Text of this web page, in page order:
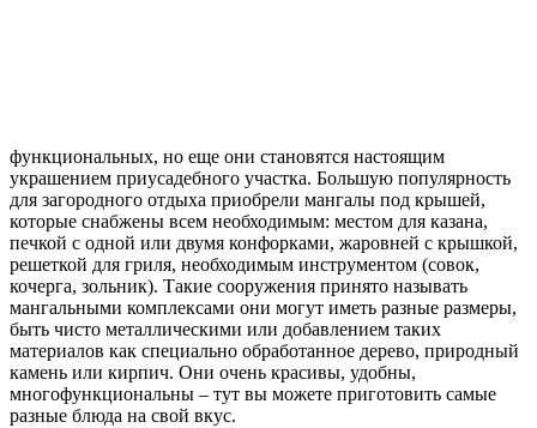
функциональных, но еще они становятся настоящим
украшением приусадебного участка. Большую популярность
для загородного отдыха приобрели мангалы под крышей,
которые снабжены всем необходимым: местом для казана,
печкой с одной или двумя конфорками, жаровней с крышкой,
решеткой для гриля, необходимым инструментом (совок,
кочерга, зольник). Такие сооружения принято называть
мангальными комплексами они могут иметь разные размеры,
быть чисто металлическими или добавлением таких
материалов как специально обработанное дерево, природный
камень или кирпич. Они очень красивы, удобны,
многофункциональны – тут вы можете приготовить самые
разные блюда на свой вкус.